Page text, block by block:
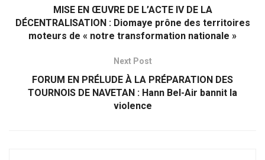
MISE EN ŒUVRE DE L’ACTE IV DE LA
DÉCENTRALISATION : Diomaye prône des territoires
moteurs de « notre transformation nationale »
Next Post
FORUM EN PRÉLUDE À LA PRÉPARATION DES
TOURNOIS DE NAVETAN : Hann Bel-Air bannit la
violence